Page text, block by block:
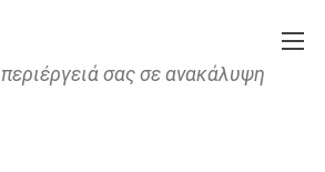
σας σε ανακάλυψη